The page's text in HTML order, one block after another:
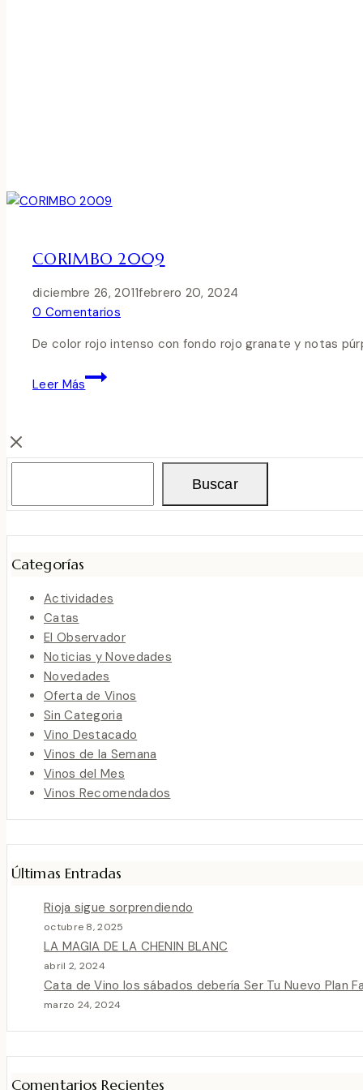
CORIMBO 2009
diciembre 26, 2011febrero 20, 2024
0 Comentarios
De color rojo intenso con fondo rojo granate y notas
Leer Más
CORIMBO
2009
Buscar
Categorías
Actividades
Catas
El Observador
Noticias y Novedades
Novedades
Oferta de Vinos
Sin Categoria
Vino Destacado
Vinos de la Semana
Vinos del Mes
Vinos Recomendados
Últimas Entradas
Rioja sigue sorprendiendo
octubre 8, 2025
LA MAGIA DE LA CHENIN BLANC
abril 2, 2024
Cata de Vino los sábados debería Ser Tu Nuevo Plan
marzo 24, 2024
Comentarios Recientes